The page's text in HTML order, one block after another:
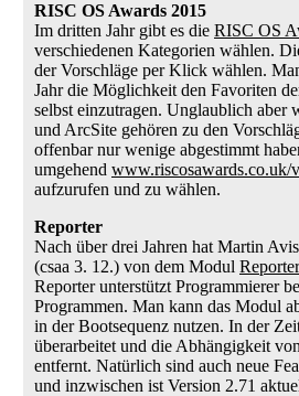
RISC OS Awards 2015
Im dritten Jahr gibt es die RISC OS
verschiedenen Kategorien wählen.
der Vorschläge per Klick wählen.
Jahr die Möglichkeit den Favoriten
selbst einzutragen. Unglaublich aber
und ArcSite gehören zu den
offenbar nur wenige abgestimmt
umgehend www.riscosawards.co.uk/
aufzurufen und zu wählen.
Reporter
Nach über drei Jahren hat Martin
(csaa 3. 12.) von dem Modul Reporter
Reporter unterstützt Programmierer
Programmen. Man kann das Modul
in der Bootsequenz nutzen. In der
überarbeitet und die Abhängigkeit
entfernt. Natürlich sind auch neue
und inzwischen ist Version 2.71